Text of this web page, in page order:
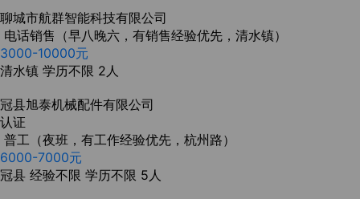
聊城市航群智能科技有限公司
电话销售（早八晚六，有销售经验优先，清水镇）
3000-10000元
清水镇 学历不限 2人
冠县旭泰机械配件有限公司
认证
普工（夜班，有工作经验优先，杭州路）
6000-7000元
冠县 经验不限 学历不限 5人